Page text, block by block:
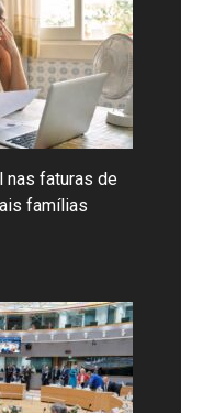
nas faturas de
famílias